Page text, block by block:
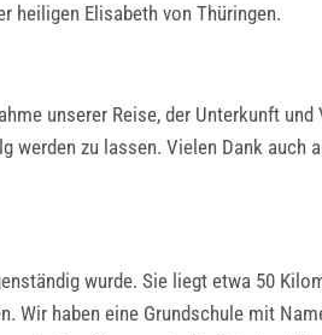
heiligen Elisabeth von Thüringen.
unserer Reise, der Unterkunft
zu lassen. Vielen Dank auch
wurde. Sie liegt etwa 50
Wir haben eine Grundschule mit